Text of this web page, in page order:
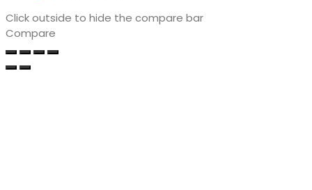
Click outside to hide the compare bar
Compare